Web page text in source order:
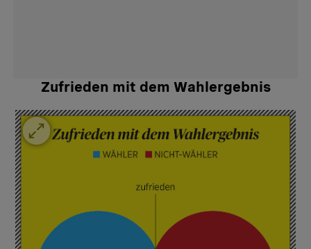
Zufrieden mit dem Wahlergebnis